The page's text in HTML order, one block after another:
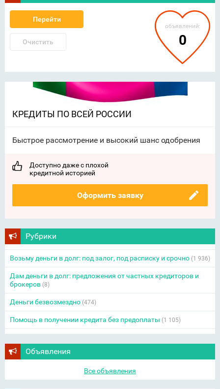
Перейти
Очистить
объявлений:
0
КРЕДИТЫ ПО ВСЕЙ РОССИИ
Быстрое рассмотрение и высокий шанс одобрения
Доступно даже с плохой
кредитной историей
Оформить заявку
Рубрики
Возьму деньги в долг: под залог, под расписку и срочно (1 936)
Дам деньги в долг: предложения от частных кредиторов и
брокеров (8)
Деньги безвозмездно (474)
Помощь в получении кредита без предоплаты (1 105)
Объявления
Все объявления